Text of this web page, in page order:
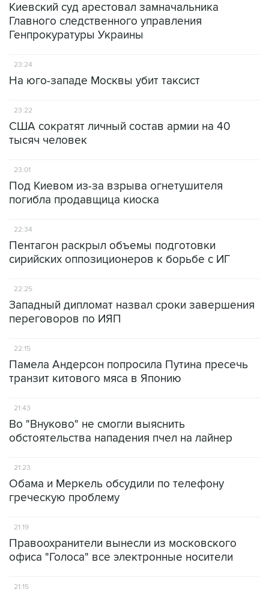
Киевский суд арестовал замначальника
Главного следственного управления
Генпрокуратуры Украины
23:24
На юго-западе Москвы убит таксист
23:22
США сократят личный состав армии на 40
тысяч человек
23:01
Под Киевом из-за взрыва огнетушителя
погибла продавщица киоска
22:34
Пентагон раскрыл объемы подготовки
сирийских оппозиционеров к борьбе с ИГ
22:25
Западный дипломат назвал сроки завершения
переговоров по ИЯП
22:15
Памела Андерсон попросила Путина пресечь
транзит китового мяса в Японию
21:43
Во "Внуково" не смогли выяснить
обстоятельства нападения пчел на лайнер
21:23
Обама и Меркель обсудили по телефону
греческую проблему
21:19
Правоохранители вынесли из московского
офиса "Голоса" все электронные носители
21:15